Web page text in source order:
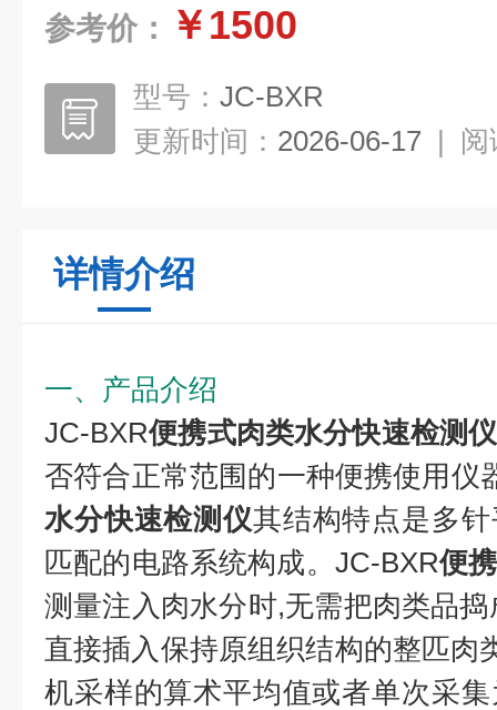
参考价： ￥1500
型号： JC-BXR
更新时间： 2026-06-17 | 阅
详情介绍
一、产品介绍
JC-BXR便携式肉类水分快速检测仪
否符合正常范围的一种便携使用仪
水分快速检测仪其结构特点是多
匹配的电路系统构成。JC-BXR便
测量注入肉水分时,无需把肉类品
直接插入保持原组织结构的整匹肉
机采样的算术平均值或者单次采